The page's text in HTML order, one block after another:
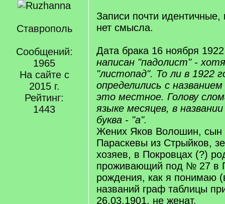
Ставрополь
Сообщений:
1965
На сайте с
2015 г.
Рейтинг:
1443
Записи почти идентичные,
нет смысла.
Дата брака 16 ноября
написан "падолист" -
"листопад". То ли в 1922
определились с
это местное. Голову
языке месяцев, в
буква - "а".
Жених Яков Волошин, сын
Параскевы из Стрыйков,
хозяев, в Покровцах (?)
проживающий под № 27 в
рождения, как я понимаю
названий граф таблицы
26.03.1901, не женат.